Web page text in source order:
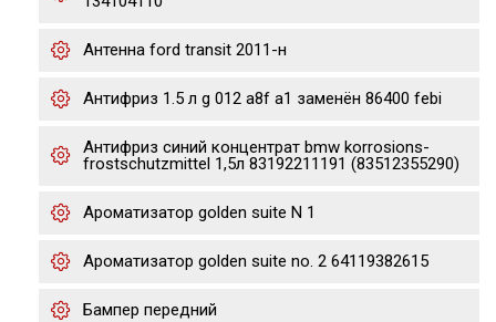
Антенна ford transit 2011-н
Антифриз 1.5 л g 012 a8f a1 заменён 86400 febi
Антифриз синий концентрат bmw korrosions-
frostschutzmittel 1,5л 83192211191 (83512355290)
Ароматизатор golden suite N 1
Ароматизатор golden suite no. 2 64119382615
Бампер передний